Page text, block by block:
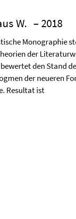
W. – 2018
Monographie
der
den Stand
der neueren
Resultat ist